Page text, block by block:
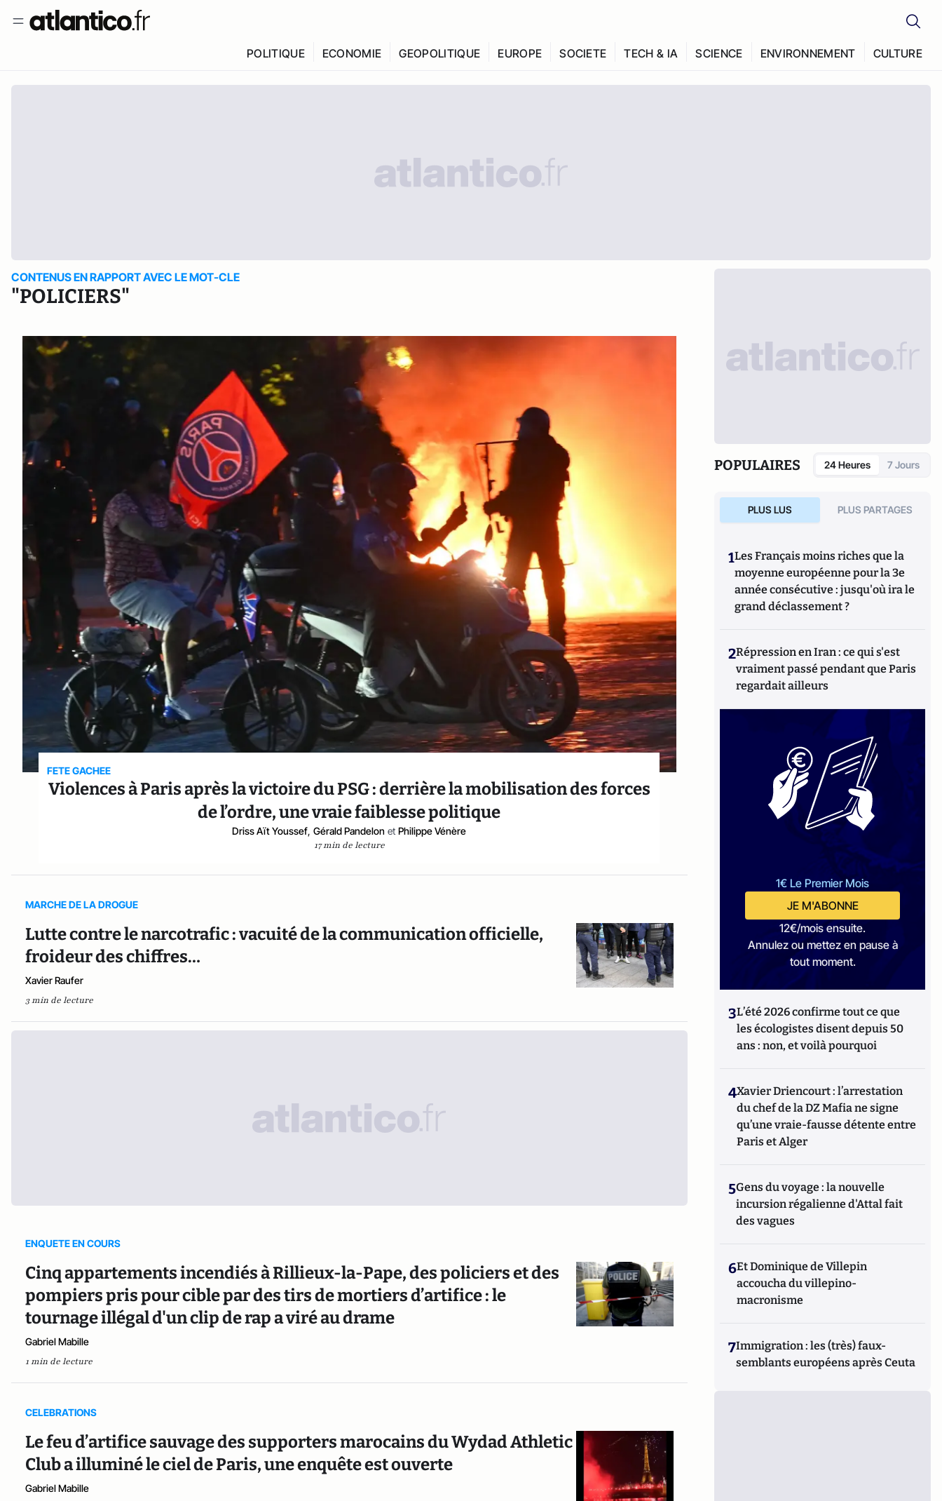
POLITIQUE ECONOMIE GEOPOLITIQUE EUROPE SOCIETE TECH & IA SCIENCE ENVIRONNEMENT CULTURE
CONTENUS EN RAPPORT AVEC LE MOT-CLE
"POLICIERS"
FETE GACHEE
Violences à Paris après la victoire du PSG : derrière la mobilisation des forces
de l’ordre, une vraie faiblesse politique
Driss Aït Youssef, Gérald Pandelon et Philippe Vénère
17 min de lecture
MARCHE DE LA DROGUE
Lutte contre le narcotrafic : vacuité de la communication officielle,
froideur des chiffres…
Xavier Raufer
3 min de lecture
ENQUETE EN COURS
Cinq appartements incendiés à Rillieux-la-Pape, des policiers et des
pompiers pris pour cible par des tirs de mortiers d’artifice : le
tournage illégal d'un clip de rap a viré au drame
Gabriel Mabille
1 min de lecture
CELEBRATIONS
Le feu d’artifice sauvage des supporters marocains du Wydad Athletic
Club a illuminé le ciel de Paris, une enquête est ouverte
Gabriel Mabille
POPULAIRES 24 Heures 7 Jours
PLUS LUS PLUS PARTAGES
1Les Français moins riches que la
moyenne européenne pour la 3e
année consécutive : jusqu'où ira le
grand déclassement ?
2Répression en Iran : ce qui s'est
vraiment passé pendant que Paris
regardait ailleurs
1€ Le Premier Mois
JE M'ABONNE
12€/mois ensuite.
Annulez ou mettez en pause à
tout moment.
3L’été 2026 confirme tout ce que
les écologistes disent depuis 50
ans : non, et voilà pourquoi
4Xavier Driencourt : l’arrestation
du chef de la DZ Mafia ne signe
qu’une vraie-fausse détente entre
Paris et Alger
5Gens du voyage : la nouvelle
incursion régalienne d'Attal fait
des vagues
6Et Dominique de Villepin
accoucha du villepino-
macronisme
7Immigration : les (très) faux-
semblants européens après Ceuta